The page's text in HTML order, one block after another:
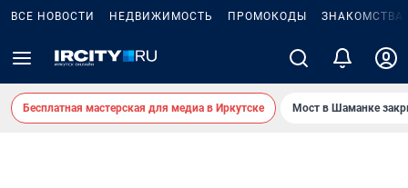
ВСЕ НОВОСТИ НЕДВИЖИМОСТЬ ПРОМОКОДЫ ЗНАКОМСТВА
Бесплатная мастерская для медиа в Иркутске Мост в Шаманке